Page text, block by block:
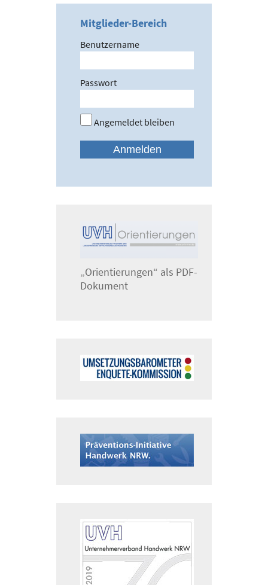
Mitglieder-Bereich
Benutzername
Passwort
Angemeldet bleiben
„Orientierungen“ als PDF-
Dokument